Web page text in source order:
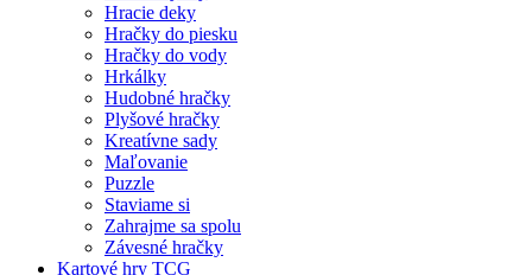
Hracie deky
Hračky do piesku
Hračky do vody
Hrkálky
Hudobné hračky
Plyšové hračky
Kreatívne sady
Maľovanie
Puzzle
Staviame si
Zahrajme sa spolu
Závesné hračky
Kartové hry TCG